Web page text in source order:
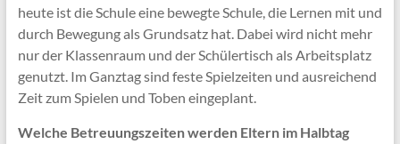
heute ist die Schule eine bewegte Schule, die Lernen mit und
durch Bewegung als Grundsatz hat. Dabei wird nicht mehr
nur der Klassenraum und der Schülertisch als Arbeitsplatz
genutzt. Im Ganztag sind feste Spielzeiten und ausreichend
Zeit zum Spielen und Toben eingeplant.
Welche Betreuungszeiten werden Eltern im Halbtag